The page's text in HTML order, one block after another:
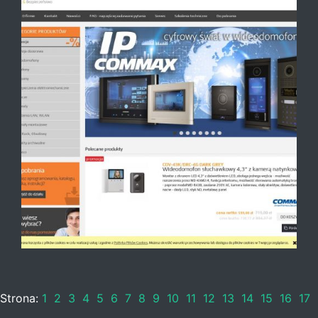
Strona: 1 2 3 4 5 6 7 8 9 10 11 12 13 14 15 16 17